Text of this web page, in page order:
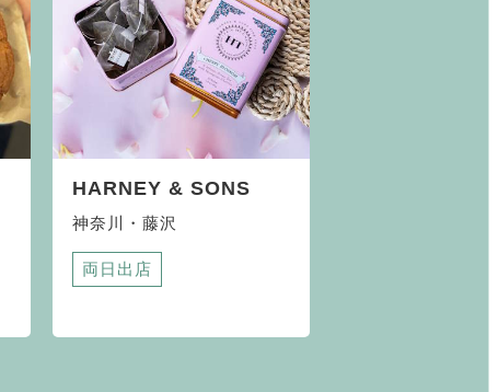
HARNEY & SONS
神奈川・藤沢
両日出店